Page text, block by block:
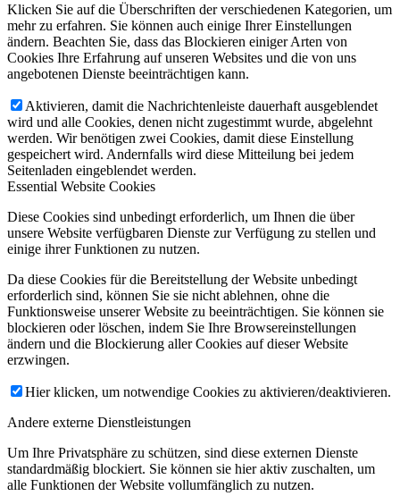
Klicken Sie auf die Überschriften der verschiedenen Kategorien, um
mehr zu erfahren. Sie können auch einige Ihrer Einstellungen
ändern. Beachten Sie, dass das Blockieren einiger Arten von
Cookies Ihre Erfahrung auf unseren Websites und die von uns
angebotenen Dienste beeinträchtigen kann.
Aktivieren, damit die Nachrichtenleiste dauerhaft ausgeblendet
wird und alle Cookies, denen nicht zugestimmt wurde, abgelehnt
werden. Wir benötigen zwei Cookies, damit diese Einstellung
gespeichert wird. Andernfalls wird diese Mitteilung bei jedem
Seitenladen eingeblendet werden.
Essential Website Cookies
Diese Cookies sind unbedingt erforderlich, um Ihnen die über
unsere Website verfügbaren Dienste zur Verfügung zu stellen und
einige ihrer Funktionen zu nutzen.
Da diese Cookies für die Bereitstellung der Website unbedingt
erforderlich sind, können Sie sie nicht ablehnen, ohne die
Funktionsweise unserer Website zu beeinträchtigen. Sie können sie
blockieren oder löschen, indem Sie Ihre Browsereinstellungen
ändern und die Blockierung aller Cookies auf dieser Website
erzwingen.
Hier klicken, um notwendige Cookies zu aktivieren/deaktivieren.
Andere externe Dienstleistungen
Um Ihre Privatsphäre zu schützen, sind diese externen Dienste
standardmäßig blockiert. Sie können sie hier aktiv zuschalten, um
alle Funktionen der Website vollumfänglich zu nutzen.